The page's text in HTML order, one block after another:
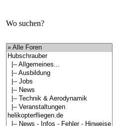
Wo suchen?